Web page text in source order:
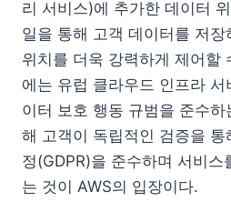
리 서비스)에 추가한 데이터
일을 통해 고객 데이터를 저
위치를 더욱 강력하게 제어할
에는 유럽 클라우드 인프라 서
이터 보호 행동 규범을 준수
해 고객이 독립적인 검증을
정(GDPR)을 준수하며 서비
는 것이 AWS의 입장이다.